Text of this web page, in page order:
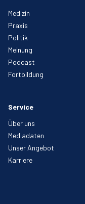
Medizin
Praxis
Politik
Meinung
Podcast
Fortbildung
Service
Über uns
Mediadaten
Unser Angebot
Karriere